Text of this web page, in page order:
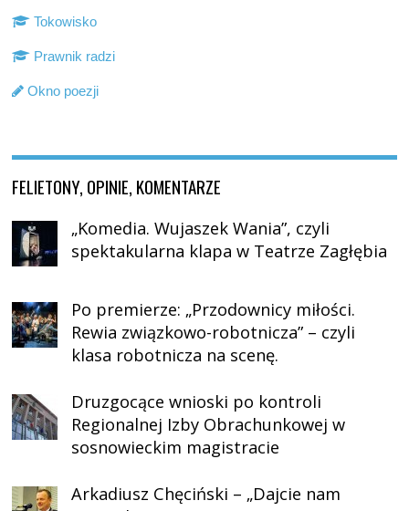
Tokowisko
Prawnik radzi
Okno poezji
FELIETONY, OPINIE, KOMENTARZE
„Komedia. Wujaszek Wania”, czyli
spektakularna klapa w Teatrze Zagłębia
Po premierze: „Przodownicy miłości.
Rewia związkowo-robotnicza” – czyli
klasa robotnicza na scenę.
Druzgocące wnioski po kontroli
Regionalnej Izby Obrachunkowej w
sosnowieckim magistracie
Arkadiusz Chęciński – „Dajcie nam